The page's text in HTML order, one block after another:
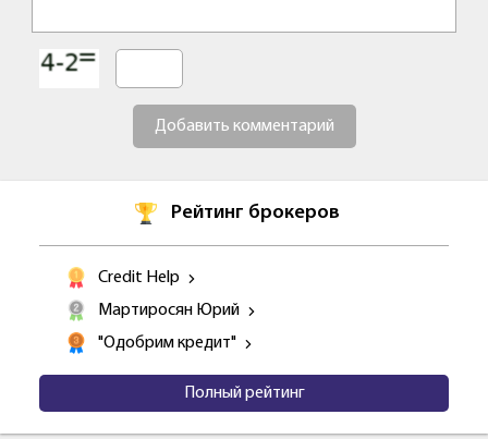
Добавить комментарий
Рейтинг брокеров
Credit Help
Мартиросян Юрий
"Одобрим кредит"
Полный рейтинг